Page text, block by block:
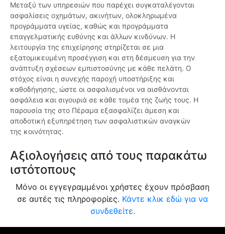
Μεταξύ των υπηρεσιών που παρέχει συγκαταλέγονται
ασφαλίσεις οχημάτων, ακινήτων, ολοκληρωμένα
προγράμματα υγείας, καθώς και προγράμματα
επαγγελματικής ευθύνης και άλλων κινδύνων. Η
λειτουργία της επιχείρησης στηρίζεται σε μια
εξατομικευμένη προσέγγιση και στη δέσμευση για την
ανάπτυξη σχέσεων εμπιστοσύνης με κάθε πελάτη. Ο
στόχος είναι η συνεχής παροχή υποστήριξης και
καθοδήγησης, ώστε οι ασφαλισμένοι να αισθάνονται
ασφάλεια και σιγουριά σε κάθε τομέα της ζωής τους. Η
παρουσία της στο Πέραμα εξασφαλίζει άμεση και
αποδοτική εξυπηρέτηση των ασφαλιστικών αναγκών
της κοινότητας.
Αξιολογήσεις από τους παρακάτω
ιστότοπους
Μόνο οι εγγεγραμμένοι χρήστες έχουν πρόσβαση
σε αυτές τις πληροφορίες. Κάντε κλικ εδώ για να
συνδεθείτε.